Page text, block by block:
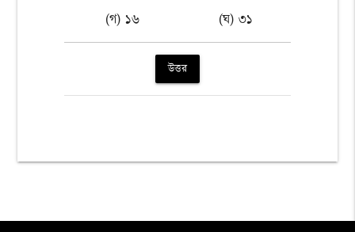
(গ) ১৬ (ঘ) ৩১
উত্তর